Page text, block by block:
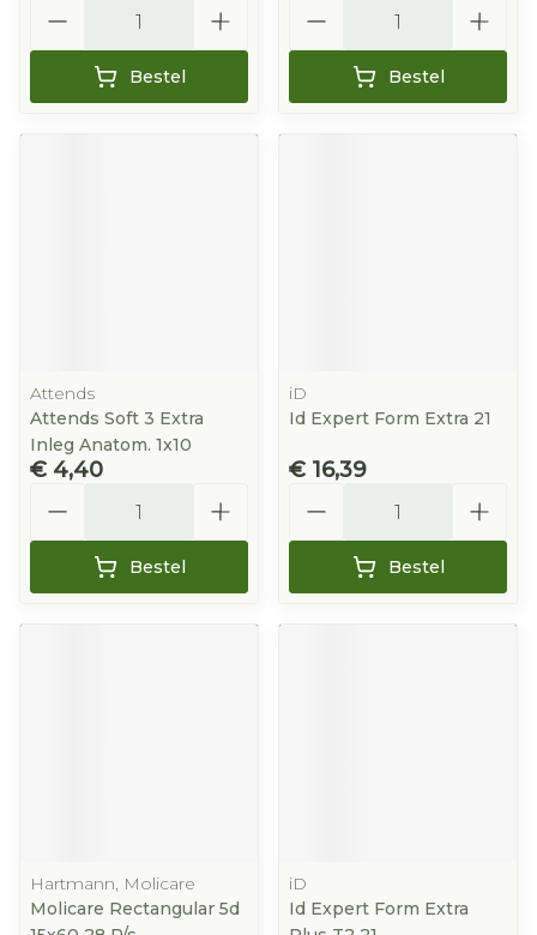
Bestel Bestel
Attends
Attends Soft 3 Extra
Inleg Anatom. 1x10
€ 4,40
Bestel
iD
Id Expert Form Extra 21
€ 16,39
Bestel
Hartmann, Molicare
Molicare Rectangular 5d
iD
Id Expert Form Extra